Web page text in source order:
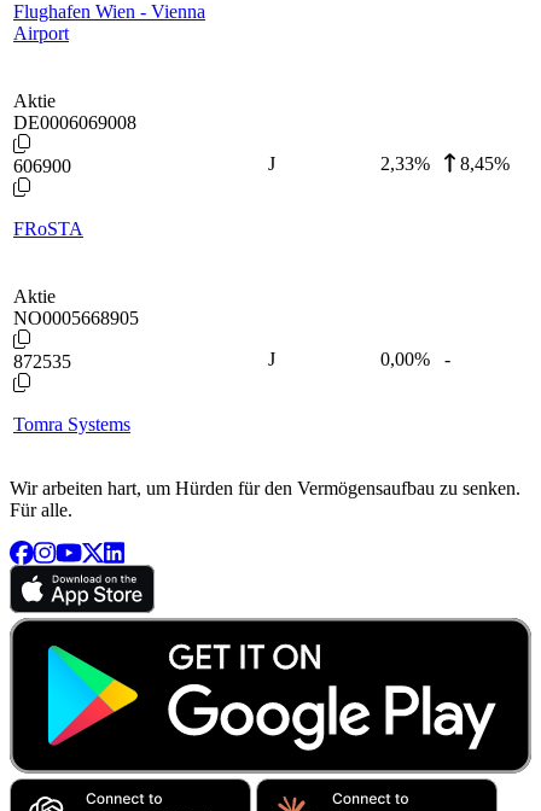
Flughafen Wien - Vienna
Airport
Aktie
DE0006069008
606900
FRoSTA
J 2,33% 8,45%
Aktie
NO0005668905
872535
Tomra Systems
J 0,00% -
Wir arbeiten hart, um Hürden für den Vermögensaufbau zu senken.
Für alle.